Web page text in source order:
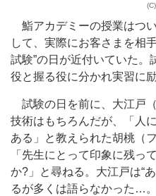
鮨アカデミーの授業はつ
して、実際にお客さまを相
試験”の日が近付いていた。
役と握る役に分かれ実習に励
試験の日を前に、大江戸
技術はもちろんだが、「人
ある」と教えられた胡桃（
「先生にとって印象に残っ
か?」と尋ねる。大江戸は“
るが多くは語らなかった…。